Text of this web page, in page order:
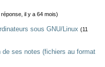
il y a 64 mois)
sous GNU/Linux (11
de ses notes (fichiers au format